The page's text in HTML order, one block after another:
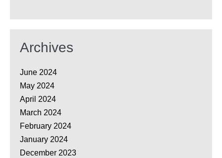
Archives
June 2024
May 2024
April 2024
March 2024
February 2024
January 2024
December 2023